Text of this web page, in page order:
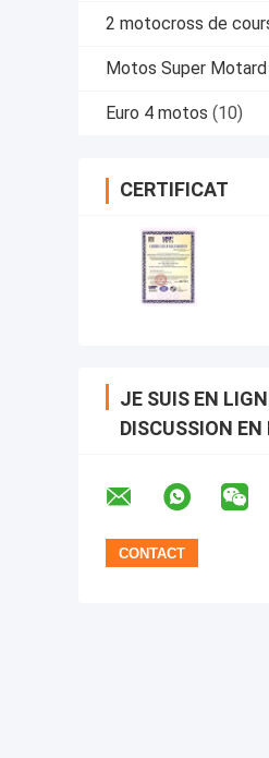
2 motocross de
Motos Super Motard
Euro 4 motos (10)
CERTIFICAT
JE SUIS EN
DISCUSSION EN